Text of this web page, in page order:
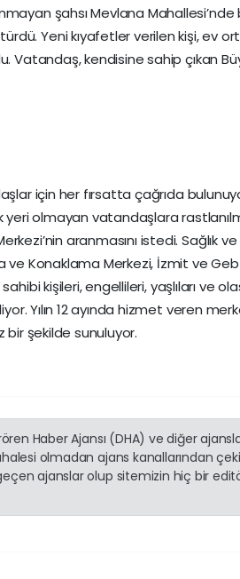
şahsı Mevlana Mahallesi’nde
Yeni kıyafetler verilen kişi, ev
Vatandaş, kendisine sahip çıkan
için her fırsatta çağrıda
olmayan vatandaşlara
aranmasını istedi. Sağlık
ve Konaklama Merkezi, İzmit ve
kişileri, engellileri, yaşlıları ve
Yılın 12 ayında hizmet veren
şekilde sunuluyor.
Haber Ajansı (DHA) ve diğer
olmadan ajans kanallarından
ajanslar olup sitemizin hiç bir